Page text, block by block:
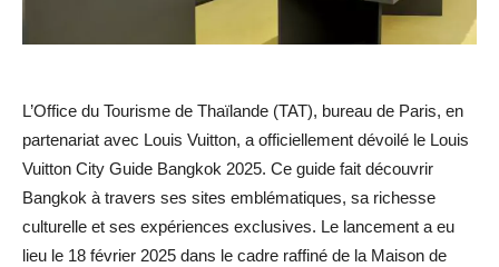
L’Office du Tourisme de Thaïlande (TAT), bureau de Paris, en
partenariat avec Louis Vuitton, a officiellement dévoilé le Louis
Vuitton City Guide Bangkok 2025. Ce guide fait découvrir
Bangkok à travers ses sites emblématiques, sa richesse
culturelle et ses expériences exclusives. Le lancement a eu
lieu le 18 février 2025 dans le cadre raffiné de la Maison de